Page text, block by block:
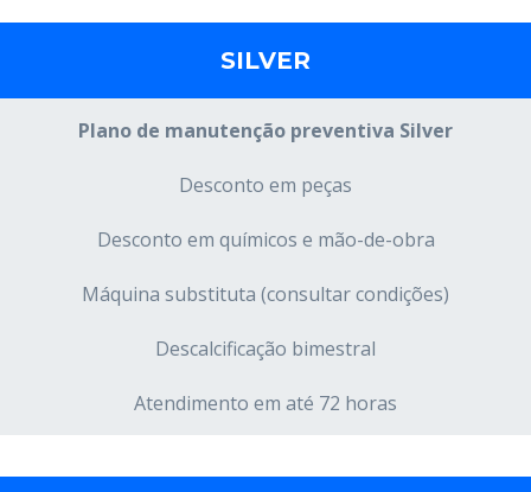
SILVER
Plano de manutenção preventiva Silver
Desconto em peças
Desconto em químicos e mão-de-obra
Máquina substituta (consultar condições)
Descalcificação bimestral
Atendimento em até 72 horas